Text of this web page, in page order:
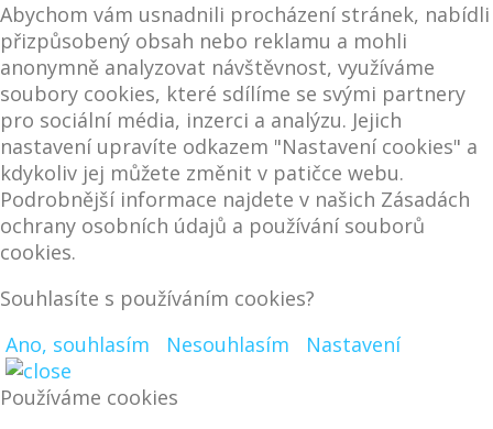
Abychom vám usnadnili procházení stránek, nabídli
přizpůsobený obsah nebo reklamu a mohli
anonymně analyzovat návštěvnost, využíváme
soubory cookies, které sdílíme se svými partnery
pro sociální média, inzerci a analýzu. Jejich
nastavení upravíte odkazem "Nastavení cookies" a
kdykoliv jej můžete změnit v patičce webu.
Podrobnější informace najdete v našich Zásadách
ochrany osobních údajů a používání souborů
cookies.
Souhlasíte s používáním cookies?
Ano, souhlasím
Nesouhlasím
Nastavení
Používáme cookies